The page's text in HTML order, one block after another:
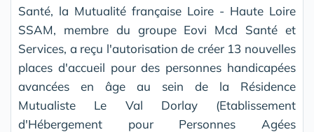
Santé, la Mutualité française Loire - Haute Loire
SSAM, membre du groupe Eovi Mcd Santé et
Services, a reçu l'autorisation de créer 13 nouvelles
places d'accueil pour des personnes handicapées
avancées en âge au sein de la Résidence
Mutualiste Le Val Dorlay (Etablissement
d'Hébergement pour Personnes Agées